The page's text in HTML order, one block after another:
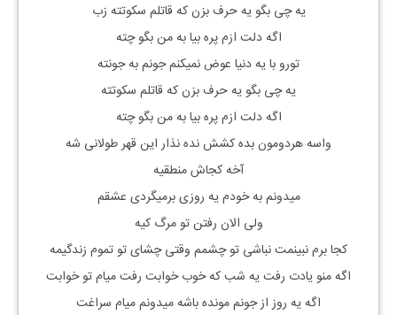
یه چی بگو یه حرف بزن که قاتلم سکوتته زب
اگه دلت ازم پره بیا به من بگو چته
تورو با یه دنیا عوض نمیکنم جونم به جونته
یه چی بگو یه حرف بزن که قاتلم سکوتته
اگه دلت ازم پره بیا به من بگو چته
واسه هردومون بده کشش نده نذار این قهر طولانی شه
آخه کجاش منطقیه
میدونم به خودم یه روزی برمیگردی عشقم
ولی الان رفتن تو مرگ کیه
کجا برم نبینمت نباشی تو چشمم وقتی چشای تو تموم زندگیمه
اگه منو یادت رفت یه شب که خوب خوابت رفت میام تو خوابت
اگه یه روز از جونم مونده باشه میدونم میام سراغت